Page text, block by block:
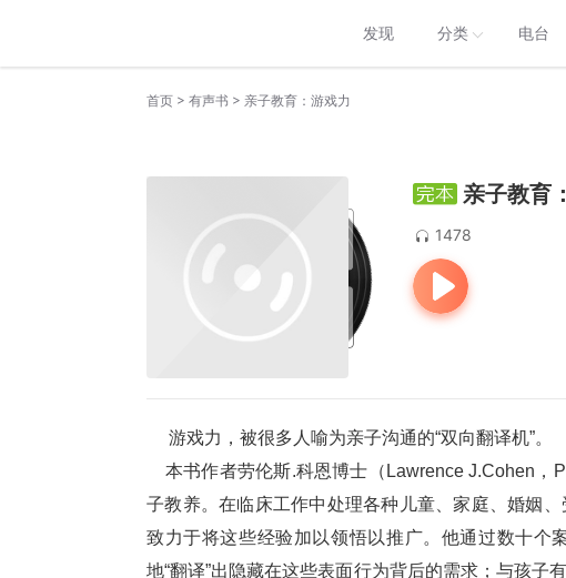
发现 分类 电台
首页 > 有声书 > 亲子教育：游戏力
亲子教育
1478
游戏力，被很多人喻为亲子沟通的“双向翻译机”。
本书作者劳伦斯.科恩博士（Lawrence J.Cohen，
子教养。在临床工作中处理各种儿童、家庭、婚姻
致力于将这些经验加以领悟以推广。他通过数十个
地“翻译”出隐藏在这些表面行为背后的需求；与孩子